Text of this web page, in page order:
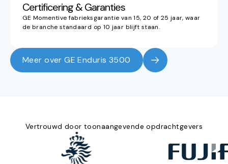
Certificering & Garanties
GE Momentive fabrieksgarantie van 15, 20 of 25 jaar, waar
de branche standaard op 10 jaar blijft staan.
Meer over GE Enduris 3500
Vertrouwd door toonaangevende opdrachtgevers